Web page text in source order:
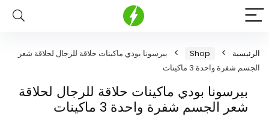
الرئيسية Shop
بيرسونا بودي ماكينات حلاقة للرجال لحلاقة شعر
الجسم شفرة واحدة 3 ماكينات
بيرسونا بودي ماكينات حلاقة للرجال لحلاقة
شعر الجسم شفرة واحدة 3 ماكينات